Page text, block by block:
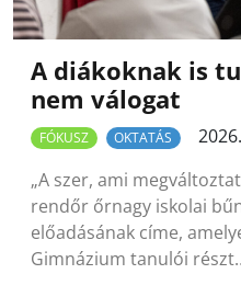
A diákoknak is
nem válogat
FÓKUSZ OKTATÁS
„A szer, ami
rendőr őrnagy iskolai
előadásának címe,
Gimnázium tanulói